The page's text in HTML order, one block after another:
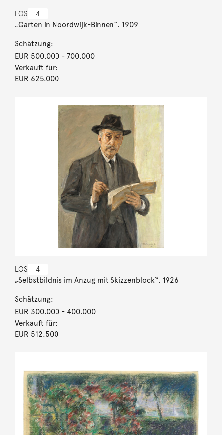
LOS 4
„Garten in Noordwijk-Binnen“. 1909
Schätzung:
EUR 500.000- 700.000
Verkauft für:
EUR 625.000
LOS 4
„Selbstbildnis im Anzug mit Skizzenblock“. 1926
Schätzung:
EUR 300.000- 400.000
Verkauft für:
EUR 512.500